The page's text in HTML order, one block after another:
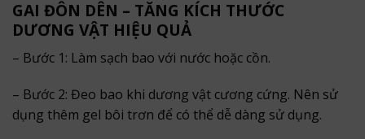
GAI ĐÔN DÊN – TĂNG KÍCH THƯỚC
DƯƠNG VẬT HIỆU QUẢ
– Bước 1: Làm sạch bao với nước hoặc cồn.
– Bước 2: Đeo bao khi dương vật cương cứng. Nên sử
dụng thêm gel bôi trơn để có thể dễ dàng sử dụng.